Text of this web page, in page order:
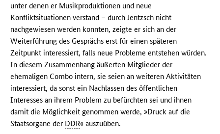
unter denen er Musikproduktionen und neue
Konfliktsituationen verstand – durch Jentzsch nicht
nachgewiesen werden konnten, zeigte er sich an der
Weiterführung des Gesprächs erst für einen späteren
Zeitpunkt interessiert, falls neue Probleme entstehen würden.
In diesem Zusammenhang äußerten Mitglieder der
ehemaligen Combo intern, sie seien an weiteren Aktivitäten
interessiert, da sonst ein Nachlassen des öffentlichen
Interesses an ihrem Problem zu befürchten sei und ihnen
damit die Möglichkeit genommen werde, »Druck auf die
Staatsorgane der DDR« auszuüben.